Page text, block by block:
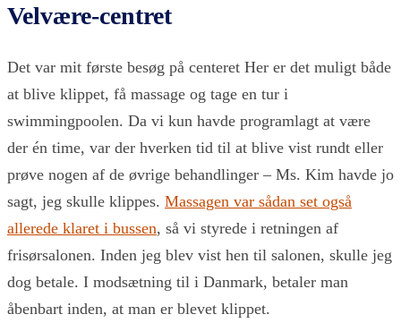
Velvære-centret
Det var mit første besøg på centeret Her er det muligt både
at blive klippet, få massage og tage en tur i
swimmingpoolen. Da vi kun havde programlagt at være
der én time, var der hverken tid til at blive vist rundt eller
prøve nogen af de øvrige behandlinger – Ms. Kim havde jo
sagt, jeg skulle klippes. Massagen var sådan set også
allerede klaret i bussen, så vi styrede i retningen af
frisørsalonen. Inden jeg blev vist hen til salonen, skulle jeg
dog betale. I modsætning til i Danmark, betaler man
åbenbart inden, at man er blevet klippet.